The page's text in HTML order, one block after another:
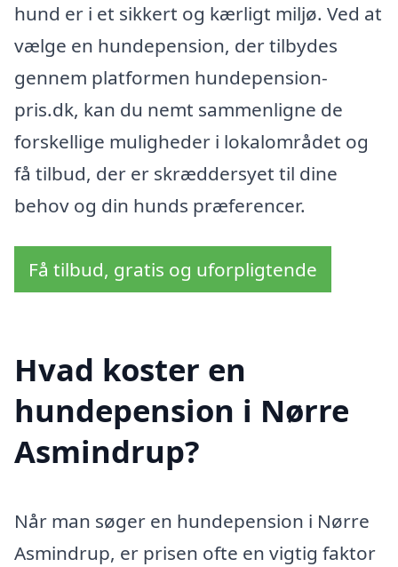
hund er i et sikkert og kærligt miljø. Ved at
vælge en hundepension, der tilbydes
gennem platformen hundepension-
pris.dk, kan du nemt sammenligne de
forskellige muligheder i lokalområdet og
få tilbud, der er skræddersyet til dine
behov og din hunds præferencer.
Få tilbud, gratis og uforpligtende
Hvad koster en
hundepension i Nørre
Asmindrup?
Når man søger en hundepension i Nørre
Asmindrup, er prisen ofte en vigtig faktor